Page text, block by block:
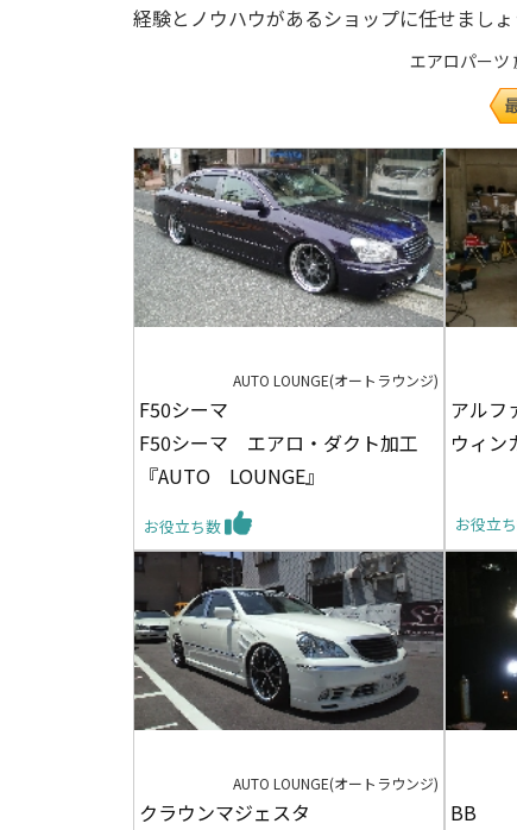
経験とノウハウがあるショップに任せましょ
エアロパーツ
AUTO LOUNGE(オートラウンジ)
F50シーマ
F50シーマ エアロ・ダクト加工
『AUTO LOUNGE』
お役立ち数
アルフ
ウィン
お役立
AUTO LOUNGE(オートラウンジ)
クラウンマジェスタ
BB